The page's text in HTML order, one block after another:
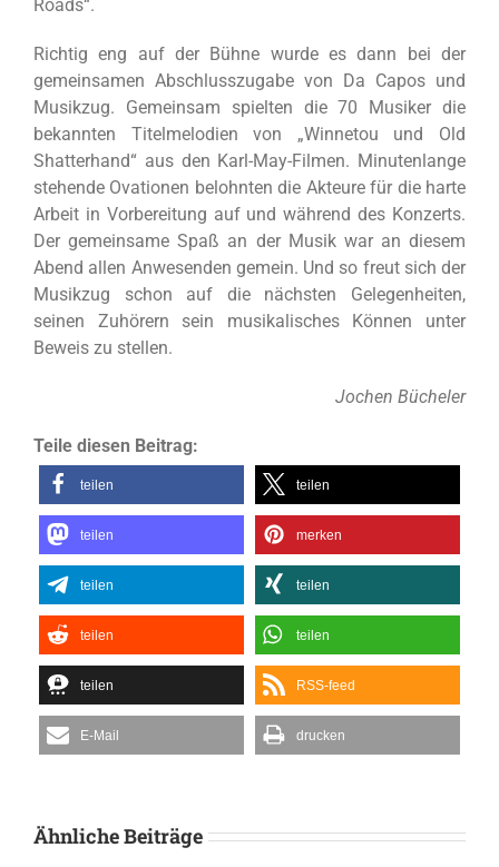
Roads“.
Richtig eng auf der Bühne wurde es dann bei der
gemeinsamen Abschlusszugabe von Da Capos und
Musikzug. Gemeinsam spielten die 70 Musiker die
bekannten Titelmelodien von „Winnetou und Old
Shatterhand“ aus den Karl-May-Filmen. Minutenlange
stehende Ovationen belohnten die Akteure für die harte
Arbeit in Vorbereitung auf und während des Konzerts.
Der gemeinsame Spaß an der Musik war an diesem
Abend allen Anwesenden gemein. Und so freut sich der
Musikzug schon auf die nächsten Gelegenheiten,
seinen Zuhörern sein musikalisches Können unter
Beweis zu stellen.
Jochen Bücheler
Teile diesen Beitrag:
teilen teilen
teilen merken
teilen teilen
teilen teilen
teilen RSS-feed
E-Mail drucken
Ähnliche Beiträge